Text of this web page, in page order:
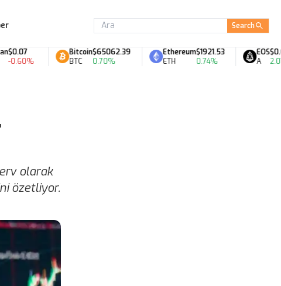
Search
Bitcoin
BTC
$65062.39
0.70%
Ethereum
ETH
$1921.53
0.74%
EOS
A
$0.07
2.01%
olarak
özetliyor.